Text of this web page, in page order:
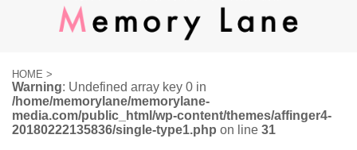
HOME >
Warning: Undefined array key 0 in
/home/memorylane/memorylane-
media.com/public_html/wp-content/themes/affinger4-
20180222135836/single-type1.php on line 31